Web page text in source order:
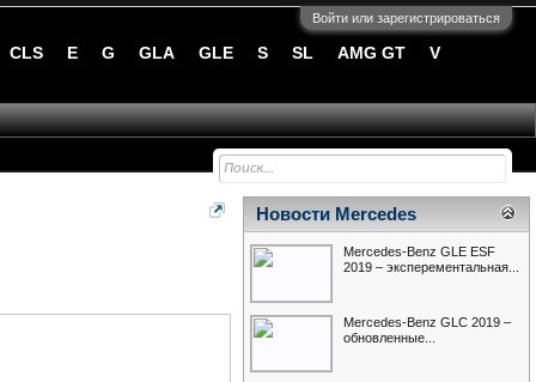
Войти или зарегистрироваться
Новости Mercedes
Mercedes-Benz GLE ESF
2019 – эксперементальная...
Mercedes-Benz GLC 2019 –
обновленные...
CLS E G GLA GLE S SL AMG GT V